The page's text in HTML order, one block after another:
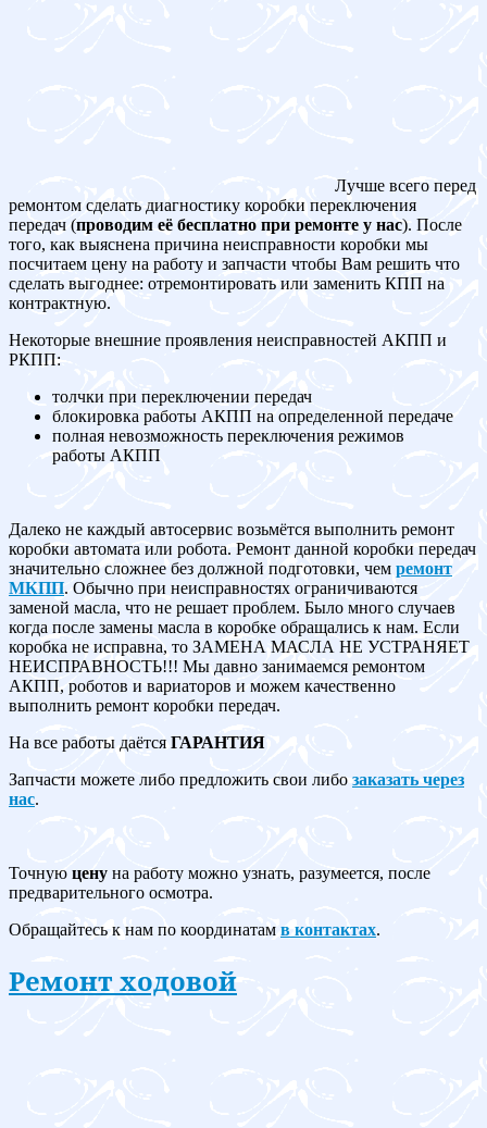
Лучше всего перед
ремонтом сделать диагностику коробки переключения
передач (проводим её бесплатно при ремонте у нас). После
того, как выяснена причина неисправности коробки мы
посчитаем цену на работу и запчасти чтобы Вам решить что
сделать выгоднее: отремонтировать или заменить КПП на
контрактную.
Некоторые внешние проявления неисправностей АКПП и
РКПП:
толчки при переключении передач
блокировка работы АКПП на определенной передаче
полная невозможность переключения режимов
работы АКПП
Далеко не каждый автосервис возьмётся выполнить ремонт
коробки автомата или робота. Ремонт данной коробки передач
значительно сложнее без должной подготовки, чем ремонт
МКПП. Обычно при неисправностях ограничиваются
заменой масла, что не решает проблем. Было много случаев
когда после замены масла в коробке обращались к нам. Если
коробка не исправна, то ЗАМЕНА МАСЛА НЕ УСТРАНЯЕТ
НЕИСПРАВНОСТЬ!!! Мы давно занимаемся ремонтом
АКПП, роботов и вариаторов и можем качественно
выполнить ремонт коробки передач.
На все работы даётсяГАРАНТИЯ
Запчасти можете либо предложить свои либо заказать через
нас.
Точную цену на работу можно узнать, разумеется, после
предварительного осмотра.
Обращайтесь к нам по координатам в контактах.
Ремонт ходовой